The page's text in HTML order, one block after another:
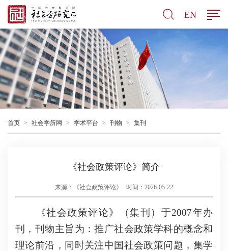
EN
首页 > 社会学所网 > 学术平台 > 刊物 > 集刊
《社会政策评论》简介
来源：《社会政策评论》 时间：2026-05-22
《社会政策评论》（集刊）于2007年办
刊，刊物主旨为：推广社会政策学科的概念和
理论前沿，同时关注中国社会政策问题，集学